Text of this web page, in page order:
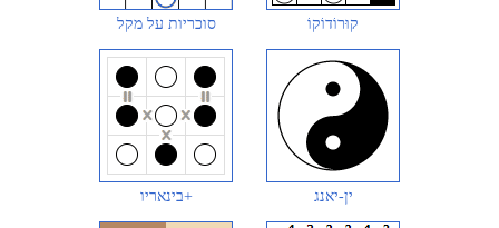
סוכריות על מקל קוּרוֹדוֹקוֹ
בינאריו+ ין-יאנג